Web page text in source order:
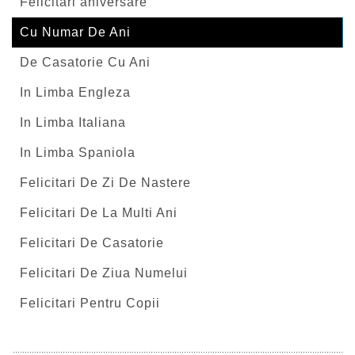
Cu Numar De Ani
De Casatorie Cu Ani
In Limba Engleza
In Limba Italiana
In Limba Spaniola
Felicitari De Zi De Nastere
Felicitari De La Multi Ani
Felicitari De Casatorie
Felicitari De Ziua Numelui
Felicitari Pentru Copii